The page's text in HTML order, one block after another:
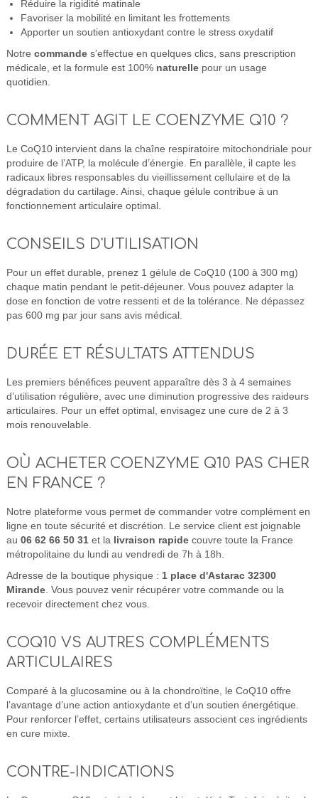
Réduire la rigidité matinale
Favoriser la mobilité en limitant les frottements
Apporter un soutien antioxydant contre le stress oxydatif
Notre commandes’effectue en quelques clics, sans prescription
médicale, et la formule est 100% naturellepour un usage
quotidien.
COMMENT AGIT LE COENZYME Q10 ?
Le CoQ10 intervient dans la chaîne respiratoire mitochondriale pour
produire de l’ATP, la molécule d’énergie. En parallèle, il capte les
radicaux libres responsables du vieillissement cellulaire et de la
dégradation du cartilage. Ainsi, chaque gélule contribue à un
fonctionnement articulaire optimal.
CONSEILS D'UTILISATION
Pour un effet durable, prenez 1 gélule de CoQ10 (100 à 300 mg)
chaque matin pendant le petit-déjeuner. Vous pouvez adapter la
dose en fonction de votre ressenti et de la tolérance. Ne dépassez
pas 600 mg par jour sans avis médical.
DURÉE ET RÉSULTATS ATTENDUS
Les premiers bénéfices peuvent apparaître dès 3 à 4 semaines
d’utilisation régulière, avec une diminution progressive des raideurs
articulaires. Pour un effet optimal, envisagez une cure de 2 à 3
mois renouvelable.
OÙ ACHETER COENZYME Q10 PAS CHER
EN FRANCE ?
Notre plateforme vous permet de commander votre complément en
ligne en toute sécurité et discrétion. Le service client est joignable
au 06 62 66 50 31et la livraison rapidecouvre toute la France
métropolitaine du lundi au vendredi de 7h à 18h.
Adresse de la boutique physique : 1 place d'Astarac 32300
Mirande. Vous pouvez venir récupérer votre commande ou la
recevoir directement chez vous.
COQ10 VS AUTRES COMPLÉMENTS
ARTICULAIRES
Comparé à la glucosamine ou à la chondroïtine, le CoQ10 offre
l’avantage d’une action antioxydante et d’un soutien énergétique.
Pour renforcer l’effet, certains utilisateurs associent ces ingrédients
en cure mixte.
CONTRE-INDICATIONS